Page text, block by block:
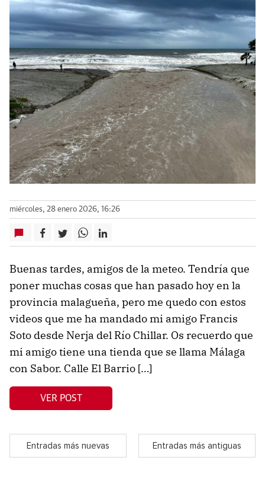
miércoles, 28 enero 2026, 16:26
Buenas tardes, amigos de la meteo. Tendría que
poner muchas cosas que han pasado hoy en la
provincia malagueña, pero me quedo con estos
videos que me ha mandado mi amigo Francis
Soto desde Nerja del Río Chillar. Os recuerdo que
mi amigo tiene una tienda que se llama Málaga
con Sabor. Calle El Barrio […]
VER POST
Entradas más nuevas Entradas más antiguas